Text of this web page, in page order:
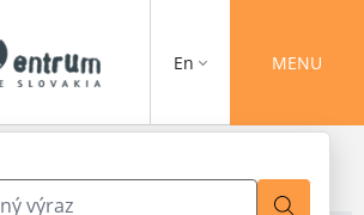
En MENU